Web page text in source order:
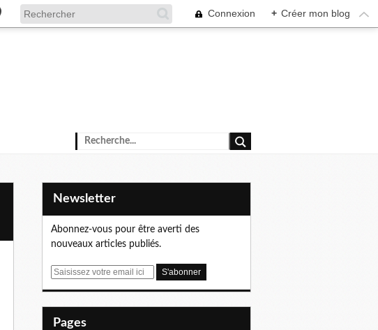
Connexion + Créer mon blog
Newsletter
Abonnez-vous pour être averti des
nouveaux articles publiés.
E
Pages